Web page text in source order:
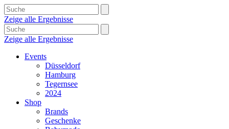
Zeige alle Ergebnisse
Zeige alle Ergebnisse
Events
Düsseldorf
Hamburg
Tegernsee
2024
Shop
Brands
Geschenke